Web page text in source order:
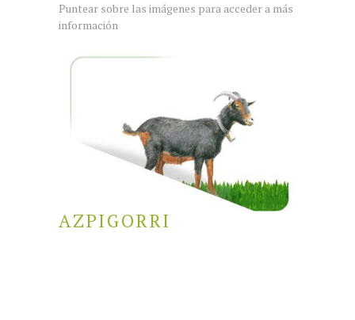
Puntear sobre las imágenes para acceder a más
información
AZPIGORRI